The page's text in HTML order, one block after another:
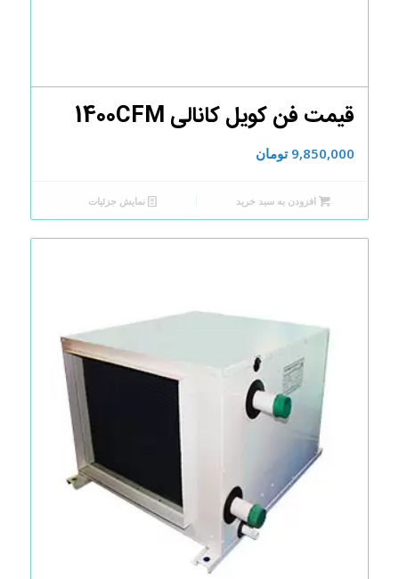
قیمت فن کویل کانالی 1400CFM
9,850,000 تومان
افزودن به سبد خرید نمایش جزئیات